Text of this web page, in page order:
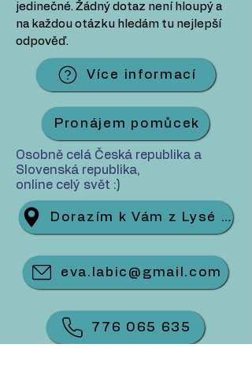
jedinečné. Žádný dotaz není hloupý a
na každou otázku hledám tu nejlepší
odpověď.
Více informací
Pronájem pomůcek
Osobně celá Česká republika a
Slovenská republika,
online celý svět :)​
Dorazím k Vám z Lysé nad Labem. ​
eva.labic@gmail.com
776 065 635